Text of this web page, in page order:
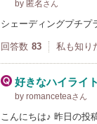
by 匿名 さん
シェーディングプチ
回答数 83 私も知り
好きなハイライ
by romanceteaさん
こんにちは♪ 昨日の投